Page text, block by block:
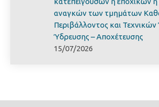
αναγκών των τμημάτων
Περιβάλλοντος και
Ύδρευσης – Αποχέτευσης
15/07/2026